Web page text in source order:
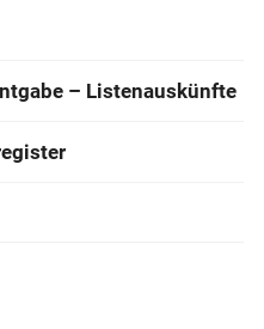
– Listenauskünfte